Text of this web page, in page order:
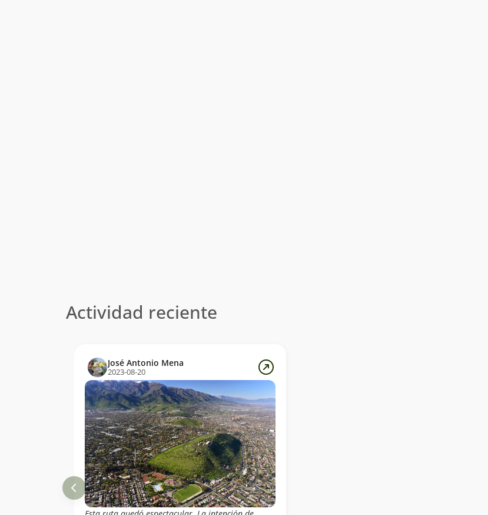
Actividad reciente
José Antonio Mena
2023-08-20